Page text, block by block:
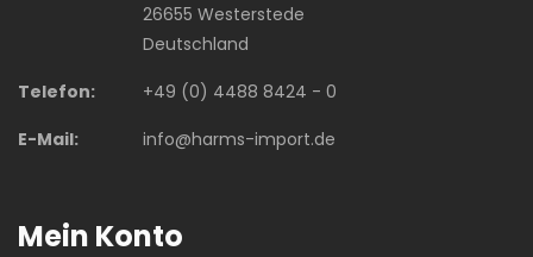
26655 Westerstede
Deutschland
Telefon:
+49 (0) 4488 8424 - 0
E-Mail:
info@harms-import.de
Mein Konto